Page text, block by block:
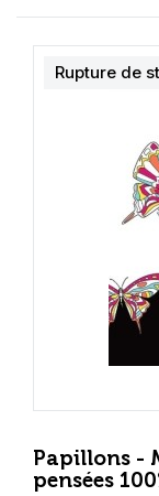
Papillons -
pensées
Rupture de